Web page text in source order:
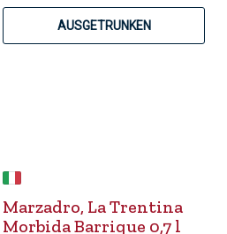
AUSGETRUNKEN
Marzadro, La Trentina
Morbida Barrique 0,7 l